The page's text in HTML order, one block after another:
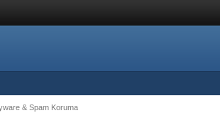
& Spam Koruma